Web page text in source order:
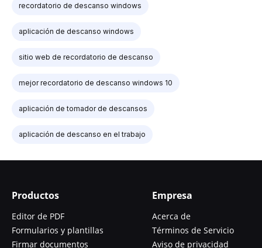
recordatorio de descanso windows
aplicación de descanso windows
sitio web de recordatorio de descanso
mejor recordatorio de descanso windows 10
aplicación de tomador de descansos
aplicación de descanso en el trabajo
Productos
Editor de PDF
Formularios y plantillas
Firmar documentos
Empresa
Acerca de
Términos de Servicio
Aviso de privacidad